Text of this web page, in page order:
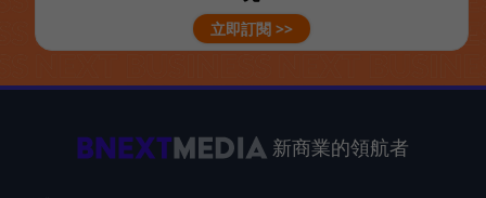
立即訂閱 >>
新商業的領航者